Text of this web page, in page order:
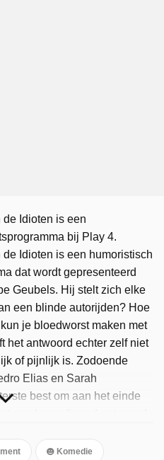
de Idioten is een
bij Play 4.
de Idioten is een humoristisch
dat wordt gepresenteerd
Geubels. Hij stelt zich elke
een blinde autorijden? Hoe
je bloedworst maken met
het antwoord echter zelf niet
of pijnlijk is. Zodoende
Elias en Sarah
best om aan het einde
Vlamingen een vraag,
Komedie